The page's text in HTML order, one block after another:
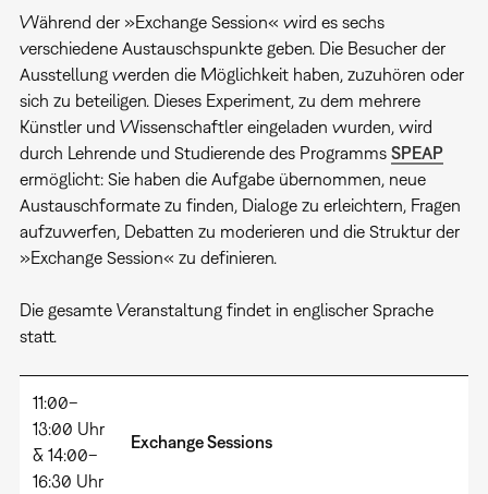
Während der »Exchange Session« wird es sechs
verschiedene Austauschspunkte geben. Die Besucher der
Ausstellung werden die Möglichkeit haben, zuzuhören oder
sich zu beteiligen. Dieses Experiment, zu dem mehrere
Künstler und Wissenschaftler eingeladen wurden, wird
durch Lehrende und Studierende des Programms SPEAP
ermöglicht: Sie haben die Aufgabe übernommen, neue
Austauschformate zu finden, Dialoge zu erleichtern, Fragen
aufzuwerfen, Debatten zu moderieren und die Struktur der
»Exchange Session« zu definieren.
Die gesamte Veranstaltung findet in englischer Sprache
statt.
11:00–
13:00 Uhr
& 14:00–
16:30 Uhr
Exchange Sessions